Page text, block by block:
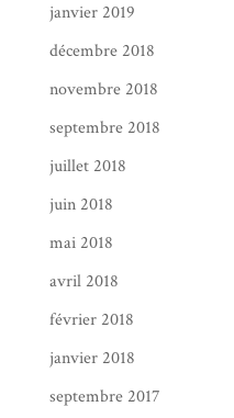
janvier 2019
décembre 2018
novembre 2018
septembre 2018
juillet 2018
juin 2018
mai 2018
avril 2018
février 2018
janvier 2018
septembre 2017